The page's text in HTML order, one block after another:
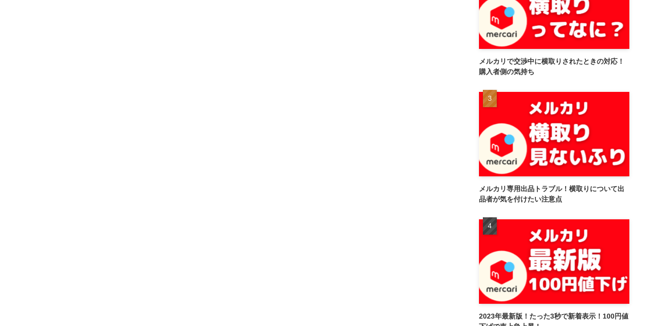
メルカリで交渉中に横取りされたときの対応！
購入者側の気持ち
メルカリ専用出品トラブル！横取りについて出
品者が気を付けたい注意点
2023年最新版！たった3秒で新着表示！100円値